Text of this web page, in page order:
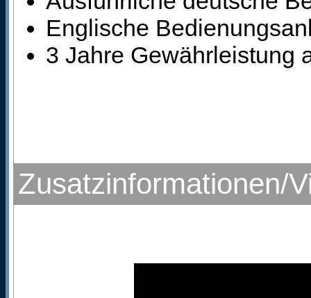
Englische
3 Jahre Gewährleistung
Zusatzinformationen/